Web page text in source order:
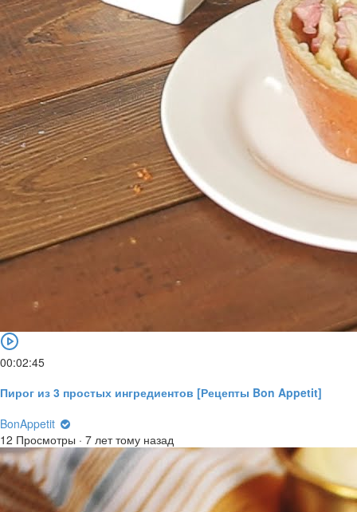
00:02:45
Пирог из 3 простых ингредиентов [Рецепты Bon Appetit]
BonAppetit
12 Просмотры · 7 лет тому назад